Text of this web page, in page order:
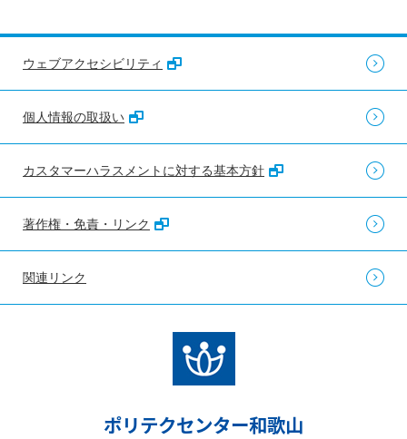
ウェブアクセシビリティ
個人情報の取扱い
カスタマーハラスメントに対する基本方針
著作権・免責・リンク
関連リンク
ポリテクセンター和歌山